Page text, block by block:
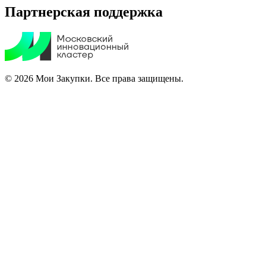
Партнерская поддержка
© 2026 Мои Закупки. Все права защищены.